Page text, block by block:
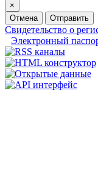
×
Отмена
Отправить
Свидетельство о
Электронный